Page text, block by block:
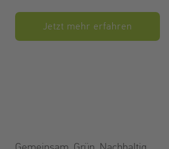
Jetzt mehr erfahren